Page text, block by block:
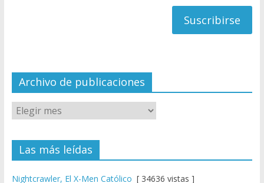
el
Archivo de publicaciones
Las más leídas
Nightcrawler, El X-Men Católico [ 34636 vistas ]